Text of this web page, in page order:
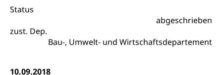
Status
abgeschrieben
zust. Dep.
Bau-, Umwelt- und Wirtschaftsdepartement
10.09.2018
Projektförderung Universität Luzern unilu
Neuorientierung, Grundkompetenzen,
Studienberatung, Beratung und Unterstützung,
Berufsabschluss für Erwachsene